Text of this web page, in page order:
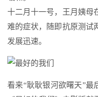
十二月十一号，王月姨母
难的症状，随即抗原测试
发展迅速。
看来“耿耿银河欲曙天”最